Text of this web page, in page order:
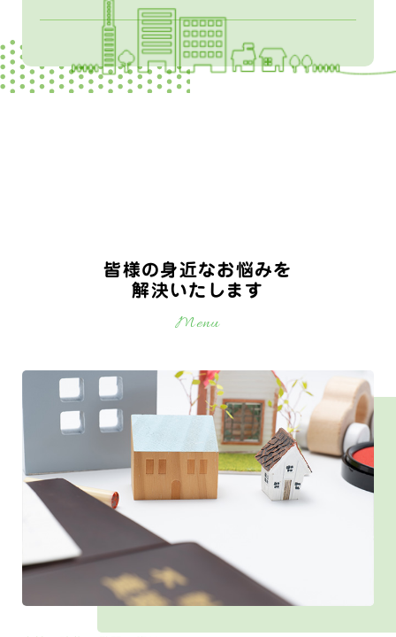
皆様の身近なお悩みを
解決いたします
Menu